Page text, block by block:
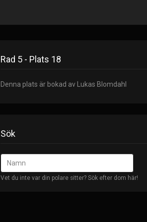
Rad 5 - Plats 18
Denna plats är bokad av Lukas Blomdahl
Sök
Vet du inte var din polare sitter? Sök efter dom här!